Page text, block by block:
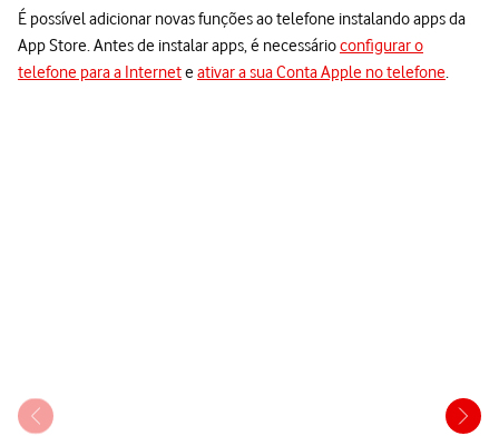
É possível adicionar novas funções ao telefone instalando apps da
App Store. Antes de instalar apps, é necessárioconfigurar o
telefone para a Interneteativar a sua Conta Apple no telefone.